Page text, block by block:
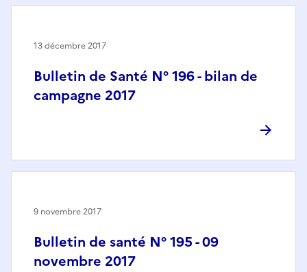
Bulletin de Santé N° 196 - bilan de
campagne 2017
13 décembre 2017
Bulletin de santé N° 195 - 09
novembre 2017
9 novembre 2017